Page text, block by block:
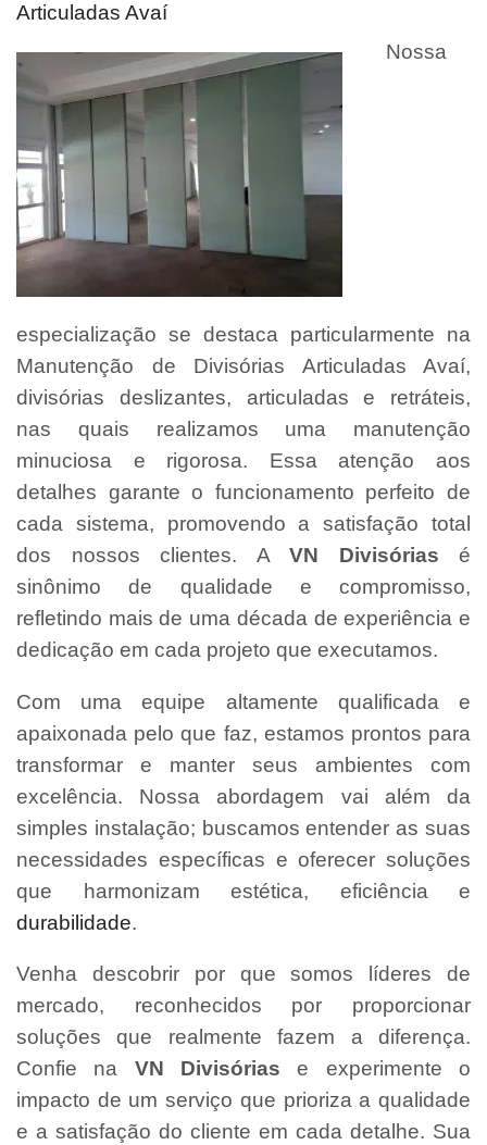
Articuladas Avaí
Nossa
especialização se destaca particularmente na
Manutenção de Divisórias Articuladas Avaí,
divisórias deslizantes, articuladas e retráteis,
nas quais realizamos uma manutenção
minuciosa e rigorosa. Essa atenção aos
detalhes garante o funcionamento perfeito de
cada sistema, promovendo a satisfação total
dos nossos clientes. A VN Divisórias é
sinônimo de qualidade e compromisso,
refletindo mais de uma década de experiência e
dedicação em cada projeto que executamos.
Com uma equipe altamente qualificada e
apaixonada pelo que faz, estamos prontos para
transformar e manter seus ambientes com
excelência. Nossa abordagem vai além da
simples instalação; buscamos entender as suas
necessidades específicas e oferecer soluções
que harmonizam estética, eficiência e
durabilidade.
Venha descobrir por que somos líderes de
mercado, reconhecidos por proporcionar
soluções que realmente fazem a diferença.
Confie na VN Divisórias e experimente o
impacto de um serviço que prioriza a qualidade
e a satisfação do cliente em cada detalhe. Sua